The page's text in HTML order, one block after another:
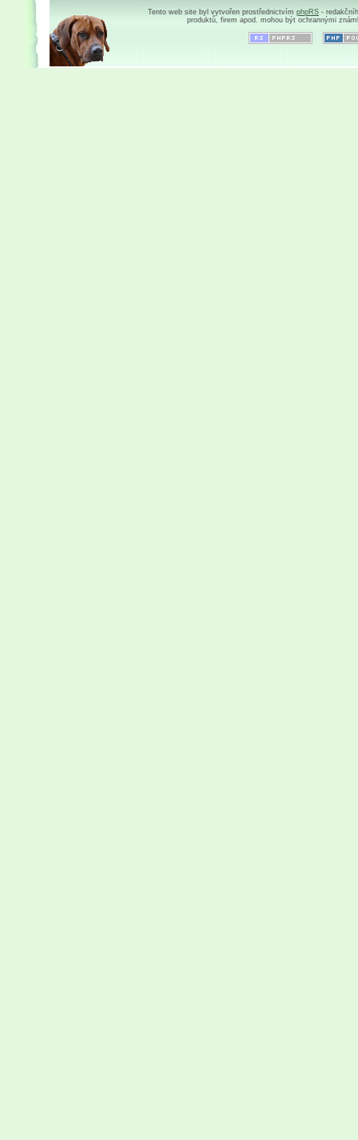
Tento web site byl vytvořen prostřednictvím phpRS -
produktů, firem apod. mohou být ochrannými